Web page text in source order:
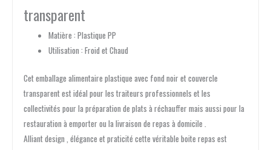
transparent
Matière : Plastique PP
Utilisation : Froid et Chaud
Cet emballage alimentaire plastique avec fond noir et couvercle
transparent est idéal pour les traiteurs professionnels et les
collectivités pour la préparation de plats à réchauffer mais aussi pour la
restauration à emporter ou la livraison de repas à domicile .
Alliant design , élégance et praticité cette véritable boite repas est